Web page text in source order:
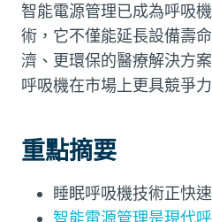
智能電源管理已成為呼吸
術，它不僅能延長設備壽
濟、更環保的醫療解決方
呼吸機在市場上更具競爭力
重點摘要
睡眠呼吸機技術正快
智能電源管理是現代